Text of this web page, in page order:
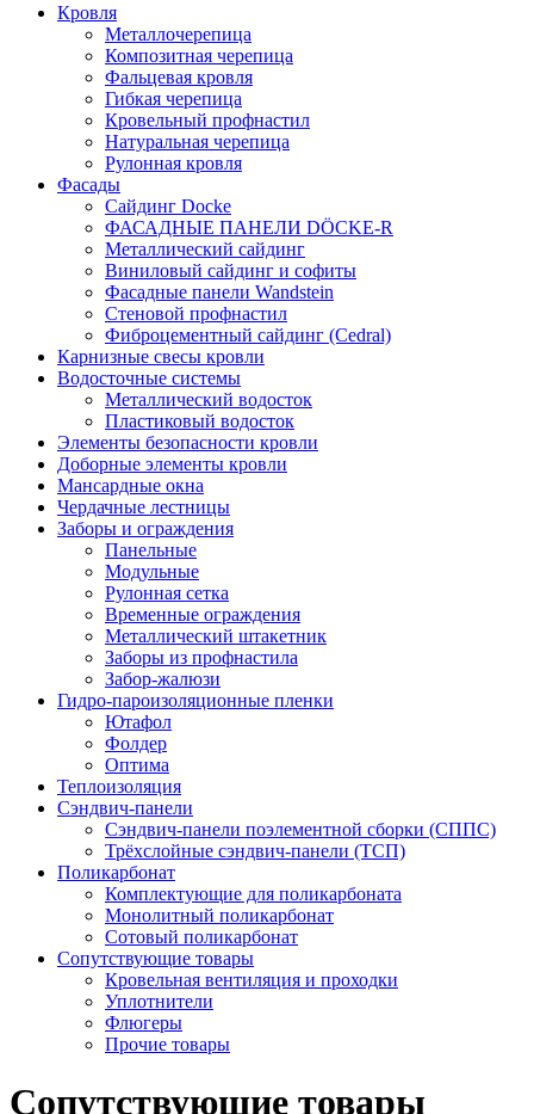
Кровля
Металлочерепица
Композитная черепица
Фальцевая кровля
Гибкая черепица
Кровельный профнастил
Натуральная черепица
Рулонная кровля
Фасады
Сайдинг Docke
ФАСАДНЫЕ ПАНЕЛИ DÖCKE-R
Металлический сайдинг
Виниловый сайдинг и софиты
Фасадные панели Wandstein
Стеновой профнастил
Фиброцементный сайдинг (Cedral)
Карнизные свесы кровли
Водосточные системы
Металлический водосток
Пластиковый водосток
Элементы безопасности кровли
Доборные элементы кровли
Мансардные окна
Чердачные лестницы
Заборы и ограждения
Панельные
Модульные
Рулонная сетка
Временные ограждения
Металлический штакетник
Заборы из профнастила
Забор-жалюзи
Гидро-пароизоляционные пленки
Ютафол
Фолдер
Оптима
Теплоизоляция
Сэндвич-панели
Сэндвич-панели поэлементной сборки (СППС)
Трёхслойные сэндвич-панели (ТСП)
Поликарбонат
Комплектующие для поликарбоната
Монолитный поликарбонат
Сотовый поликарбонат
Сопутствующие товары
Кровельная вентиляция и проходки
Уплотнители
Флюгеры
Прочие товары
Сопутствующие товары